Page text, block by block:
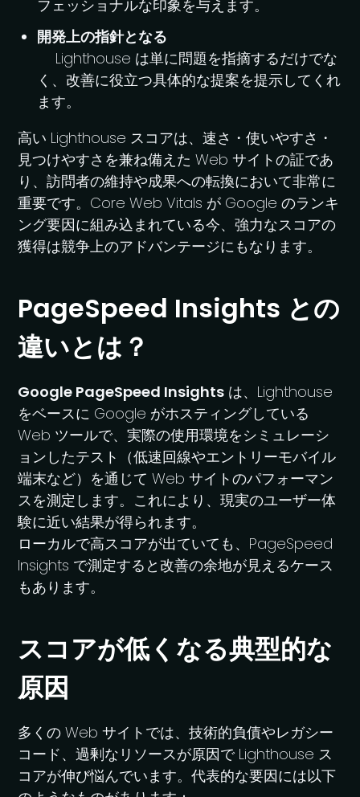
フェッショナルな印象を与えます。
開発上の指針となる
Lighthouse は単に問題を指摘するだけでな
く、改善に役立つ具体的な提案を提示してくれ
ます。
高い Lighthouse スコアは、速さ・使いやすさ・
見つけやすさを兼ね備えた Web サイトの証であ
り、訪問者の維持や成果への転換において非常に
重要です。Core Web Vitals が Google のランキ
ング要因に組み込まれている今、強力なスコアの
獲得は競争上のアドバンテージにもなります。
PageSpeed Insights との
違いとは？
Google PageSpeed Insights は、Lighthouse
をベースに Google がホスティングしている
Web ツールで、実際の使用環境をシミュレーシ
ョンしたテスト（低速回線やエントリーモバイル
端末など）を通じて Web サイトのパフォーマン
スを測定します。これにより、現実のユーザー体
験に近い結果が得られます。
ローカルで高スコアが出ていても、PageSpeed
Insights で測定すると改善の余地が見えるケース
もあります。
スコアが低くなる典型的な
原因
多くの Web サイトでは、技術的負債やレガシー
コード、過剰なリソースが原因で Lighthouse ス
コアが伸び悩んでいます。代表的な要因には以下